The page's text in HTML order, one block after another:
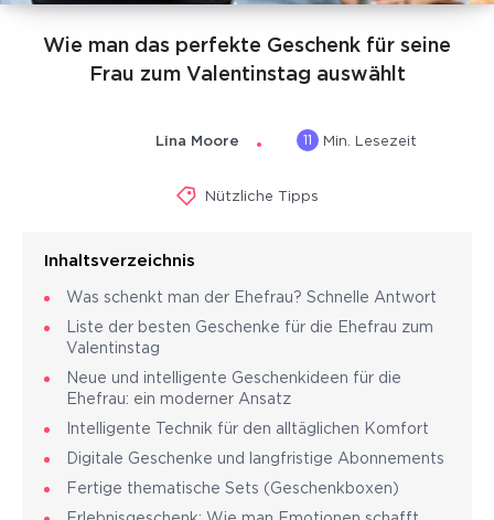
Wie man das perfekte Geschenk für seine
Frau zum Valentinstag auswählt
Lina Moore 11 Min. Lesezeit
Nützliche Tipps
Inhaltsverzeichnis
Was schenkt man der Ehefrau? Schnelle Antwort
Liste der besten Geschenke für die Ehefrau zum
Valentinstag
Neue und intelligente Geschenkideen für die
Ehefrau: ein moderner Ansatz
Intelligente Technik für den alltäglichen Komfort
Digitale Geschenke und langfristige Abonnements
Fertige thematische Sets (Geschenkboxen)